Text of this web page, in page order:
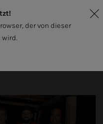
der von dieser